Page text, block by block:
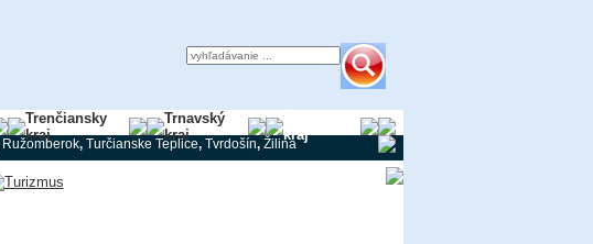
Trenčiansky
kraj
Trnavský
kraj
kraj
Ružomberok, Turčianske Teplice, Tvrdošín, Žilina